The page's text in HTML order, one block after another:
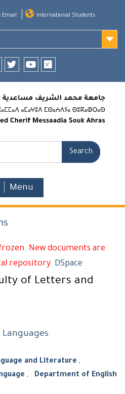
Email International Students
Menu
New documents are
repository DSpace
of Letters and
and Literature ,
, Department of English